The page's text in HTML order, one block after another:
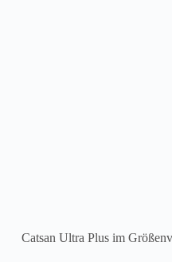
Catsan Ultra Plus im